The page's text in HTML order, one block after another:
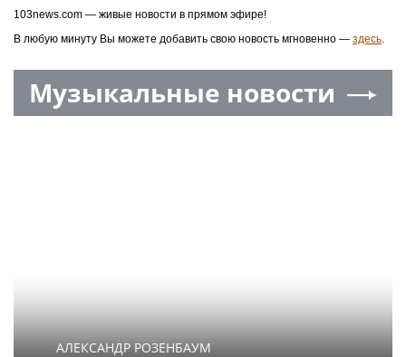
103news.com — живые новости в прямом эфире!
В любую минуту Вы можете добавить свою новость мгновенно — здесь.
Музыкальные новости
АЛЕКСАНДР РОЗЕНБАУМ